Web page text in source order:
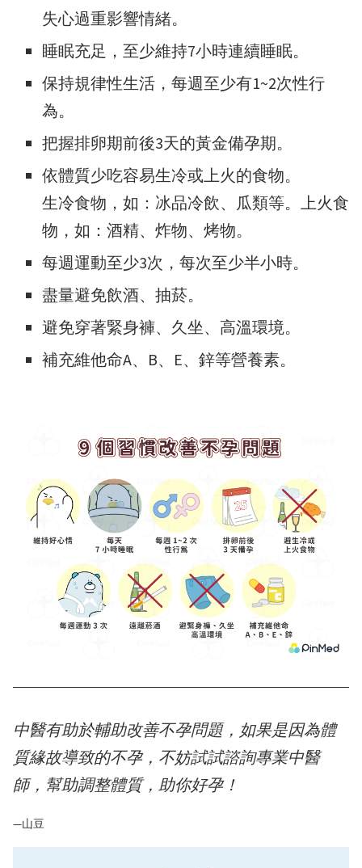
失心過重影響情緒。
睡眠充足，至少維持7小時連續睡眠。
保持規律性生活，每週至少有1~2次性行
為。
把握排卵期前後3天的黃金備孕期。
依體質少吃容易生冷或上火的食物。
生冷食物，如：冰品冷飲、瓜類等。上火食
物，如：酒精、炸物、烤物。
每週運動至少3次，每次至少半小時。
盡量避免飲酒、抽菸。
避免穿著緊身褲、久坐、高溫環境。
補充維他命A、B、E、鋅等營養素。
中醫有助於輔助改善不孕問題，如果是因為體
質緣故導致的不孕，不妨試試諮詢專業中醫
師，幫助調整體質，助你好孕！
—山豆